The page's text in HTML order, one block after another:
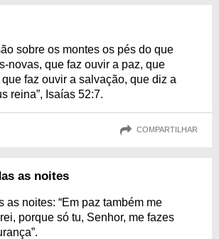
sobre os montes os pés do que
novas, que faz ouvir a paz, que
faz ouvir a salvação, que diz a
reina”, Isaías 52:7.
COMPARTILHAR
as noites
as noites: “Em paz também me
porque só tu, Senhor, me fazes